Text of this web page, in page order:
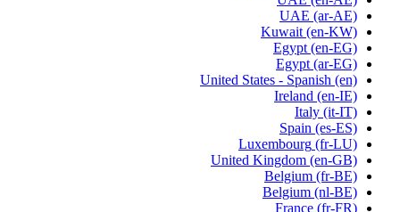
UAE (ar-AE)
Kuwait (en-KW)
Egypt (en-EG)
Egypt (ar-EG)
United States - Spanish (en)
Ireland (en-IE)
Italy (it-IT)
Spain (es-ES)
Luxembourg (fr-LU)
United Kingdom (en-GB)
Belgium (fr-BE)
Belgium (nl-BE)
France (fr-FR)